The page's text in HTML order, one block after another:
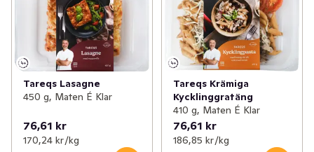
Tareqs Lasagne
450 g, Maten É Klar
76,61 kr
170,24 kr /kg
Tareqs Krämiga
Kycklinggratäng
410 g, Maten É Klar
76,61 kr
186,85 kr /kg